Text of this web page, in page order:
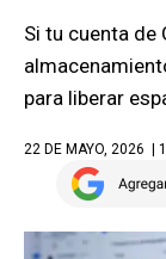
Si tu cuenta de
para liberar
22 DE MAYO, 2026 |